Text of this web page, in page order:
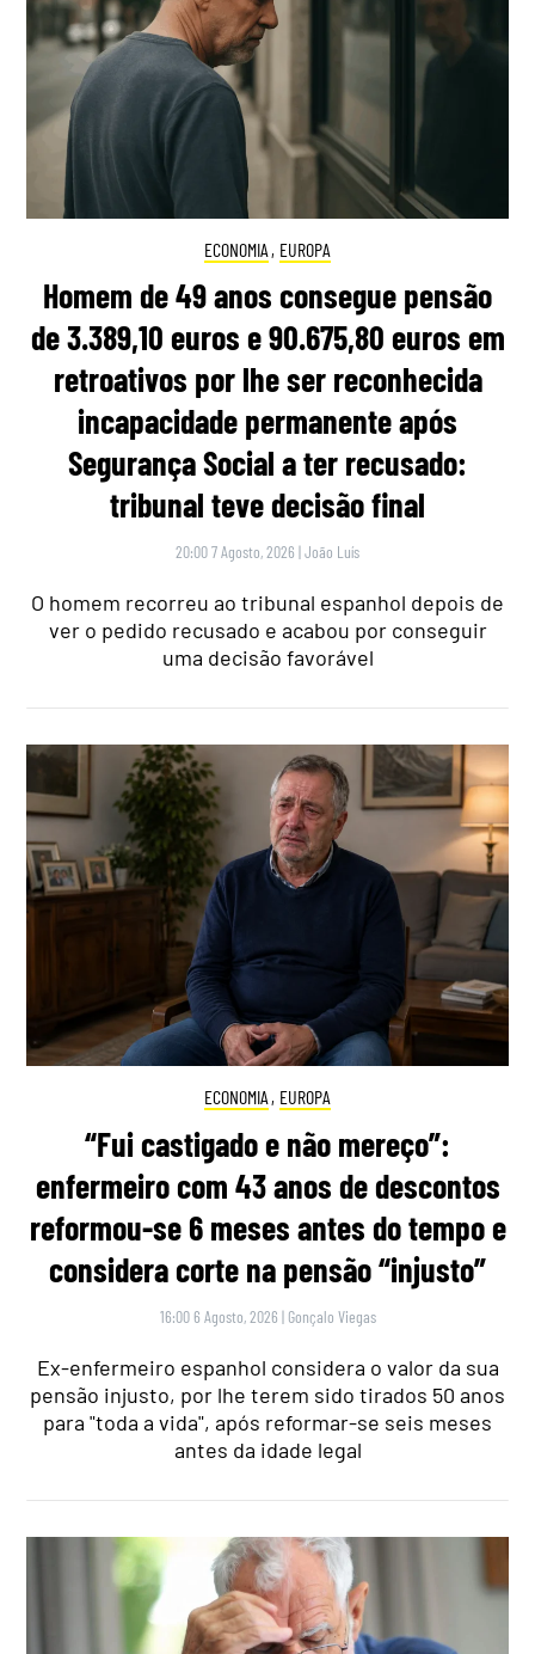
ECONOMIA , EUROPA
Homem de 49 anos consegue pensão
de 3.389,10 euros e 90.675,80 euros em
retroativos por lhe ser reconhecida
incapacidade permanente após
Segurança Social a ter recusado:
tribunal teve decisão final
20:00 7 Agosto, 2026 |João Luís
O homem recorreu ao tribunal espanhol depois de
ver o pedido recusado e acabou por conseguir
uma decisão favorável
ECONOMIA , EUROPA
“Fui castigado e não mereço”:
enfermeiro com 43 anos de descontos
reformou-se 6 meses antes do tempo e
considera corte na pensão “injusto”
16:00 6 Agosto, 2026 | Gonçalo Viegas
Ex-enfermeiro espanhol considera o valor da sua
pensão injusto, por lhe terem sido tirados 50 anos
para "toda a vida", após reformar-se seis meses
antes da idade legal